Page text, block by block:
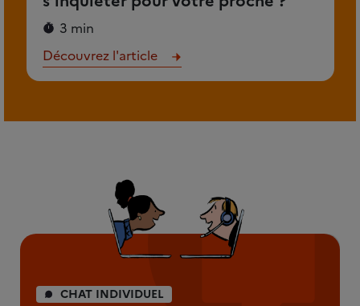
3 min
Découvrez l'article
CHAT INDIVIDUEL